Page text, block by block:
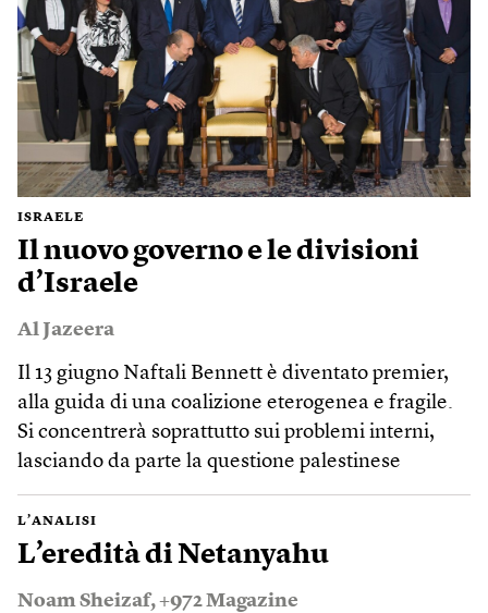
ISRAELE
Il nuovo governo e le divisioni
d’Israele
Al Jazeera
Il 13 giugno Naftali Bennett è diventato premier,
alla guida di una coalizione eterogenea e fragile.
Si concentrerà soprattutto sui problemi interni,
lasciando da parte la questione palestinese
L’ANALISI
L’eredità di Netanyahu
Noam Sheizaf,+972 Magazine